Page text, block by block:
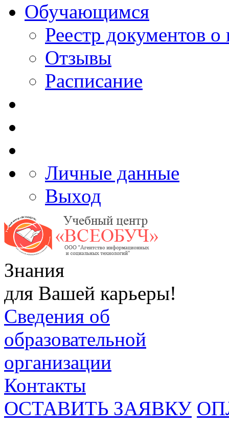
Обучающимся
Реестр документов
Отзывы
Расписание
Личные данные
Выход
Знания
для Вашей карьеры!
Сведения об
образовательной
организации
Контакты
ОСТАВИТЬ ЗАЯВКУ